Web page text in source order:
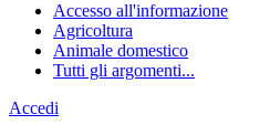
Accesso all'informazione
Agricoltura
Animale domestico
Tutti gli argomenti...
Accedi